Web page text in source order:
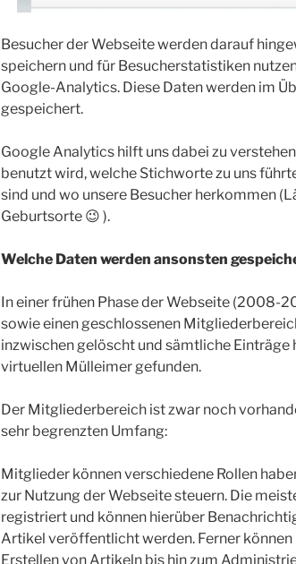
Besucher der Webseite werden darauf
speichern und für Besucherstatistiken
Google-Analytics. Diese Daten werden im
gespeichert.
Google Analytics hilft uns dabei zu
benutzt wird, welche Stichworte zu uns
sind und wo unsere Besucher herkommen
Geburtsorte 😉 ).
Welche Daten werden ansonsten
In einer frühen Phase der Webseite (2008-
sowie einen geschlossenen
inzwischen gelöscht und sämtliche Einträge
virtuellen Mülleimer gefunden.
Der Mitgliederbereich ist zwar noch
sehr begrenzten Umfang:
Mitglieder können verschiedene Rollen
zur Nutzung der Webseite steuern. Die
registriert und können hierüber
Artikel veröffentlicht werden. Ferner
Erstellen von Artikeln bis hin zum